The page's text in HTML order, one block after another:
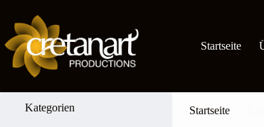
springen
Startseite
Startseite
Kategorien